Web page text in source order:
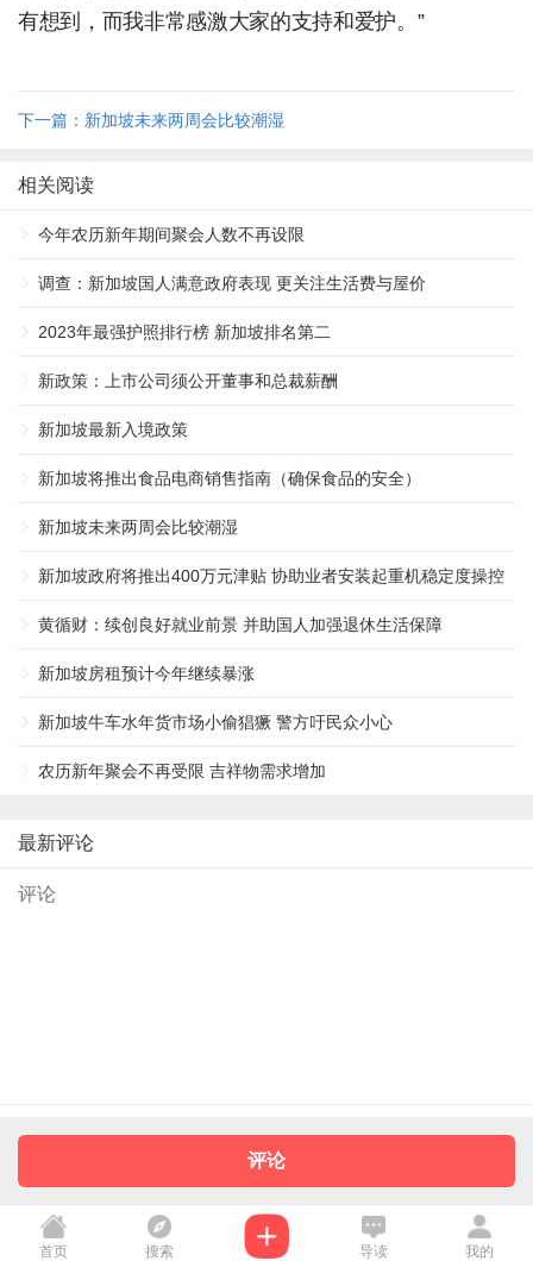
有想到，而我非常感激大家的支持和爱护。”
下一篇：新加坡未来两周会比较潮湿
相关阅读
今年农历新年期间聚会人数不再设限
调查：新加坡国人满意政府表现 更关注生活费与屋价
2023年最强护照排行榜 新加坡排名第二
新政策：上市公司须公开董事和总裁薪酬
新加坡最新入境政策
新加坡将推出食品电商销售指南（确保食品的安全）
新加坡未来两周会比较潮湿
新加坡政府将推出400万元津贴 协助业者安装起重机稳定度操控
系统 ...
黄循财：续创良好就业前景 并助国人加强退休生活保障
新加坡房租预计今年继续暴涨
新加坡牛车水年货市场小偷猖獗 警方吁民众小心
农历新年聚会不再受限 吉祥物需求增加
最新评论
评论
首页 搜索 导读 我的